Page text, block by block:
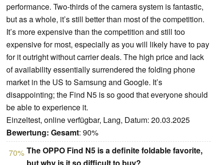
performance. Two-thirds of the camera system is fantastic,
but as a whole, it’s still better than most of the competition.
It’s more expensive than the competition and still too
expensive for most, especially as you will likely have to pay
for it outright without carrier deals. The high price and lack
of availability essentially surrendered the folding phone
market in the US to Samsung and Google. It’s
disappointing; the Find N5 is so good that everyone should
be able to experience it.
Einzeltest, online verfügbar, Lang, Datum: 20.03.2025
Bewertung: Gesamt: 90%
70% The OPPO Find N5 is a definite foldable favorite,
but why is it so difficult to buy?